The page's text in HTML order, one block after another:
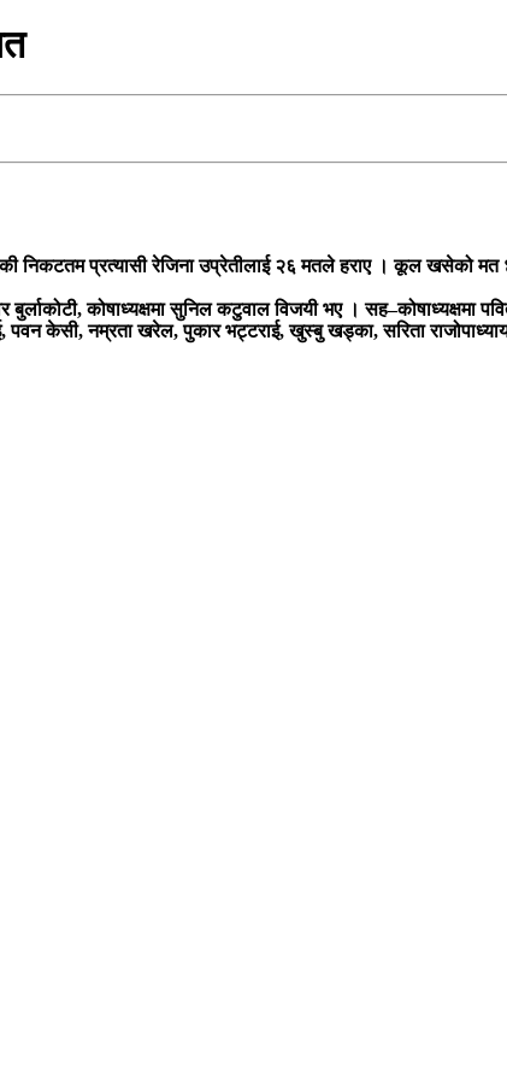
निकटतम प्रत्यासी रेजिना उप्रेतीलाई २६ मतले हराए । कूल खसेको
कोषाध्यक्षमा सुनिल कटुवाल विजयी भए । सह–कोषाध्यक्षमा
केसी, नम्रता खरेल, पुकार भट्टराई, खुस्बु खड्का, सरिता राजोपाध्याय,